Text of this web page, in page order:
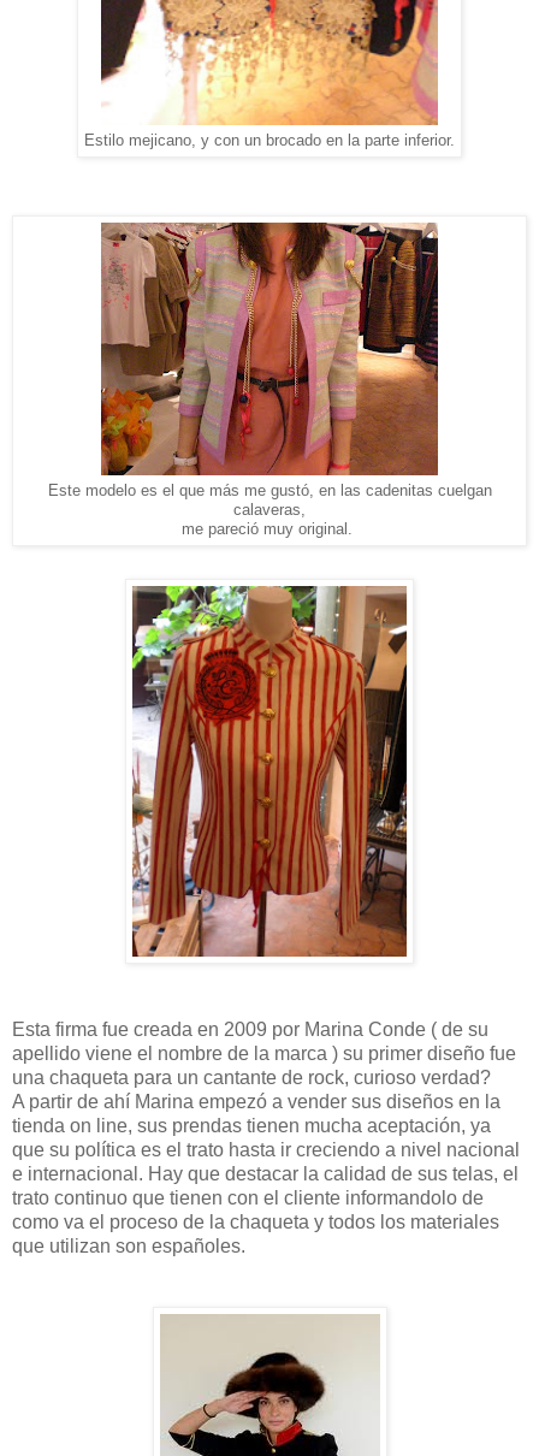
Estilo mejicano, y con un brocado en la parte inferior.
Este modelo es el que más me gustó, en las cadenitas cuelgan
calaveras,
me pareció muy original.
Esta firma fue creada en 2009 por Marina Conde ( de su
apellido viene el nombre de la marca ) su primer diseño fue
una chaqueta para un cantante de rock, curioso verdad?
A partir de ahí Marina empezó a vender sus diseños en la
tienda on line, sus prendas tienen mucha aceptación, ya
que su política es el trato hasta ir creciendo a nivel nacional
e internacional. Hay que destacar la calidad de sus telas, el
trato continuo que tienen con el cliente informandolo de
como va el proceso de la chaqueta y todos los materiales
que utilizan son españoles.